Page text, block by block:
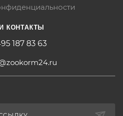
КОНТАКТЫ
187 83 63